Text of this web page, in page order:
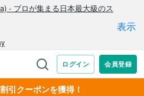
引クーポンを獲得！